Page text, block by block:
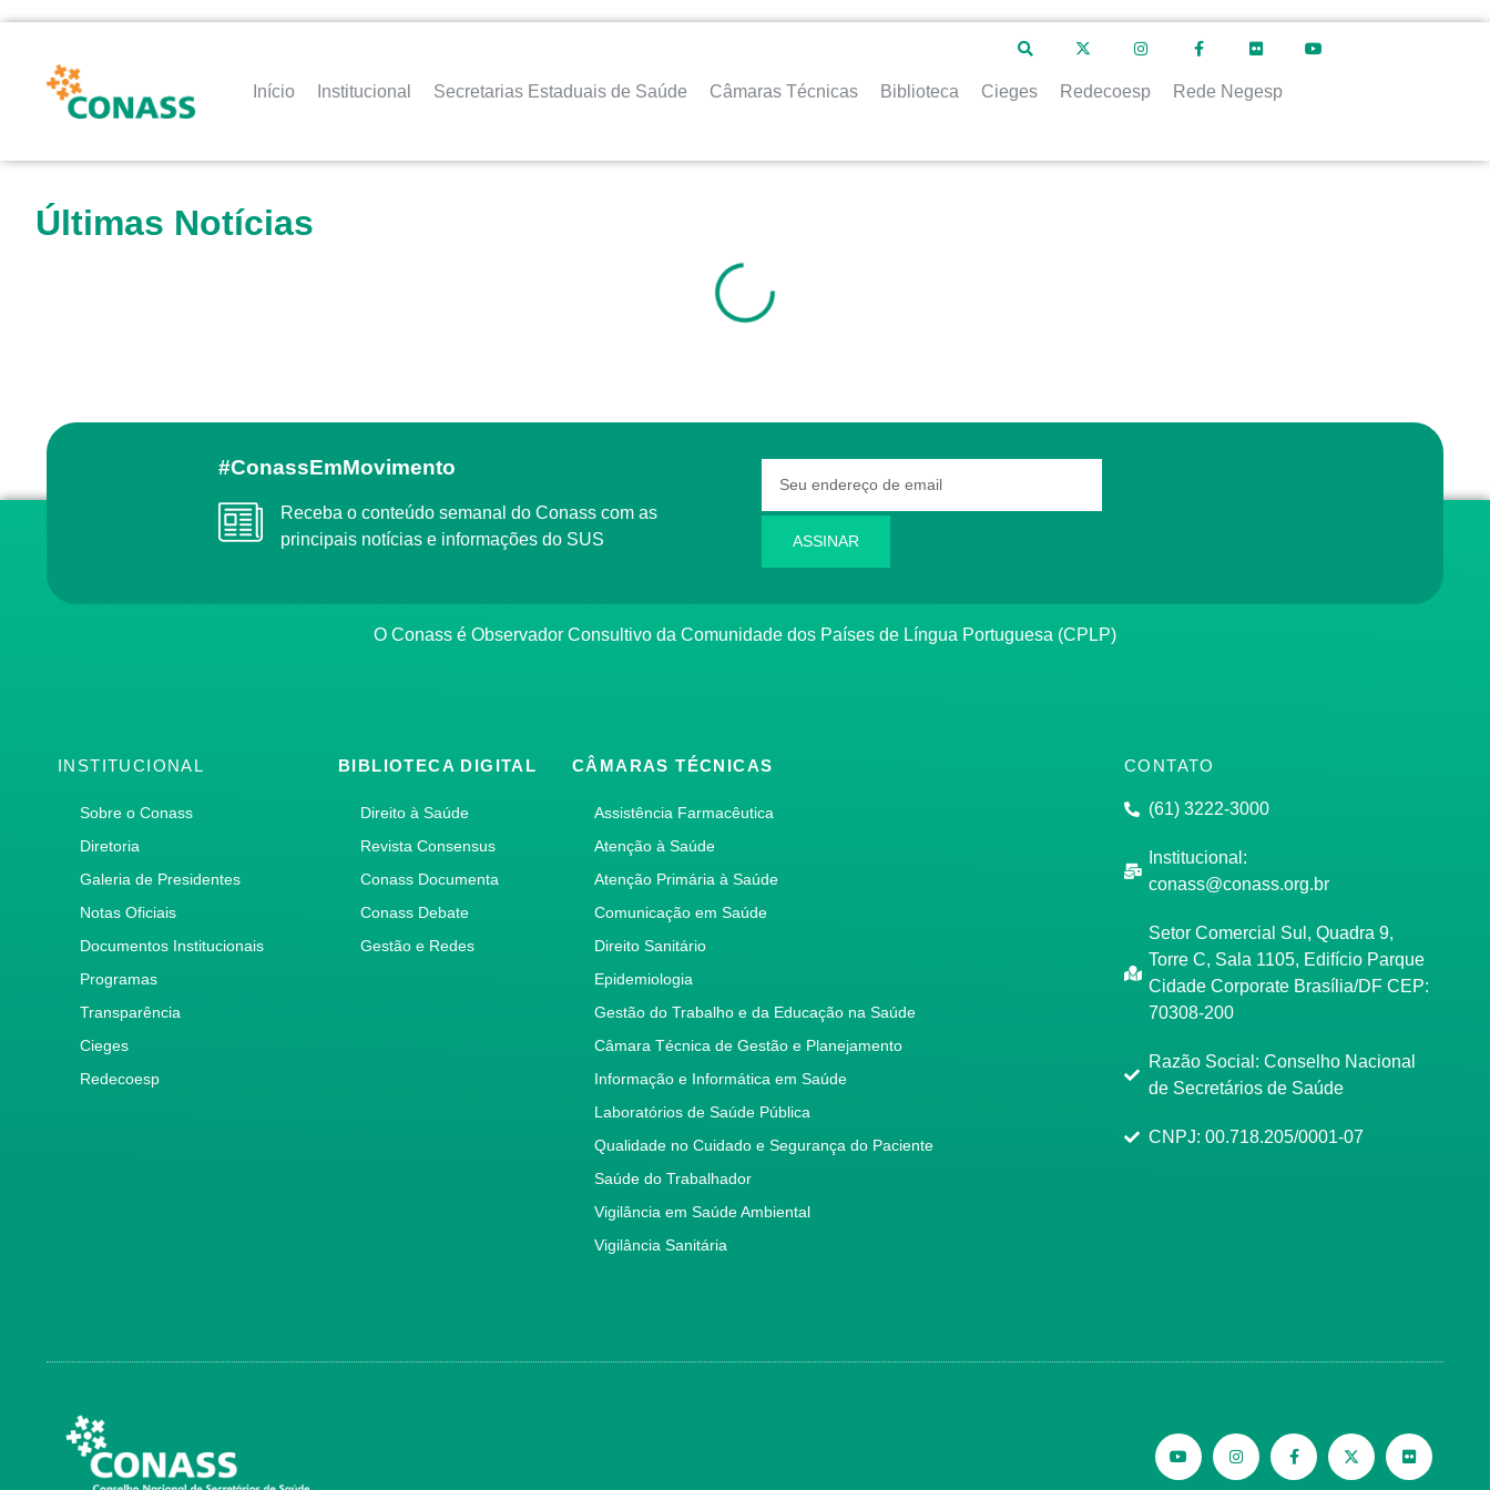
Início Institucional Secretarias Estaduais de Saúde Câmaras Técnicas Biblioteca Cieges Redecoesp Rede Negesp
Últimas Notícias
#ConassEmMovimento
Receba o conteúdo semanal do Conass com as
principais notícias e informações do SUS
ASSINAR
O Conass é Observador Consultivo da Comunidade dos Países de Língua Portuguesa (CPLP)
INSTITUCIONAL
Sobre o Conass
Diretoria
Galeria de Presidentes
Notas Oficiais
Documentos Institucionais
Programas
Transparência
Cieges
Redecoesp
BIBLIOTECA DIGITAL
Direito à Saúde
Revista Consensus
Conass Documenta
Conass Debate
Gestão e Redes
CÂMARAS TÉCNICAS
Assistência Farmacêutica
Atenção à Saúde
Atenção Primária à Saúde
Comunicação em Saúde
Direito Sanitário
Epidemiologia
Gestão do Trabalho e da Educação na Saúde
Câmara Técnica de Gestão e Planejamento
Informação e Informática em Saúde
Laboratórios de Saúde Pública
Qualidade no Cuidado e Segurança do Paciente
Saúde do Trabalhador
Vigilância em Saúde Ambiental
Vigilância Sanitária
CONTATO
(61) 3222-3000
Institucional:
conass@conass.org.br
Setor Comercial Sul, Quadra 9,
Torre C, Sala 1105, Edifício Parque
Cidade Corporate Brasília/DF CEP:
70308-200
Razão Social: Conselho Nacional
de Secretários de Saúde
CNPJ: 00.718.205/0001-07